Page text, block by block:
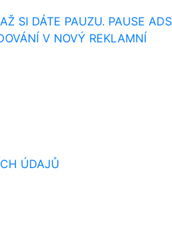
SI DÁTE PAUZU. PAUSE ADS
V NOVÝ REKLAMNÍ
ÚDAJŮ